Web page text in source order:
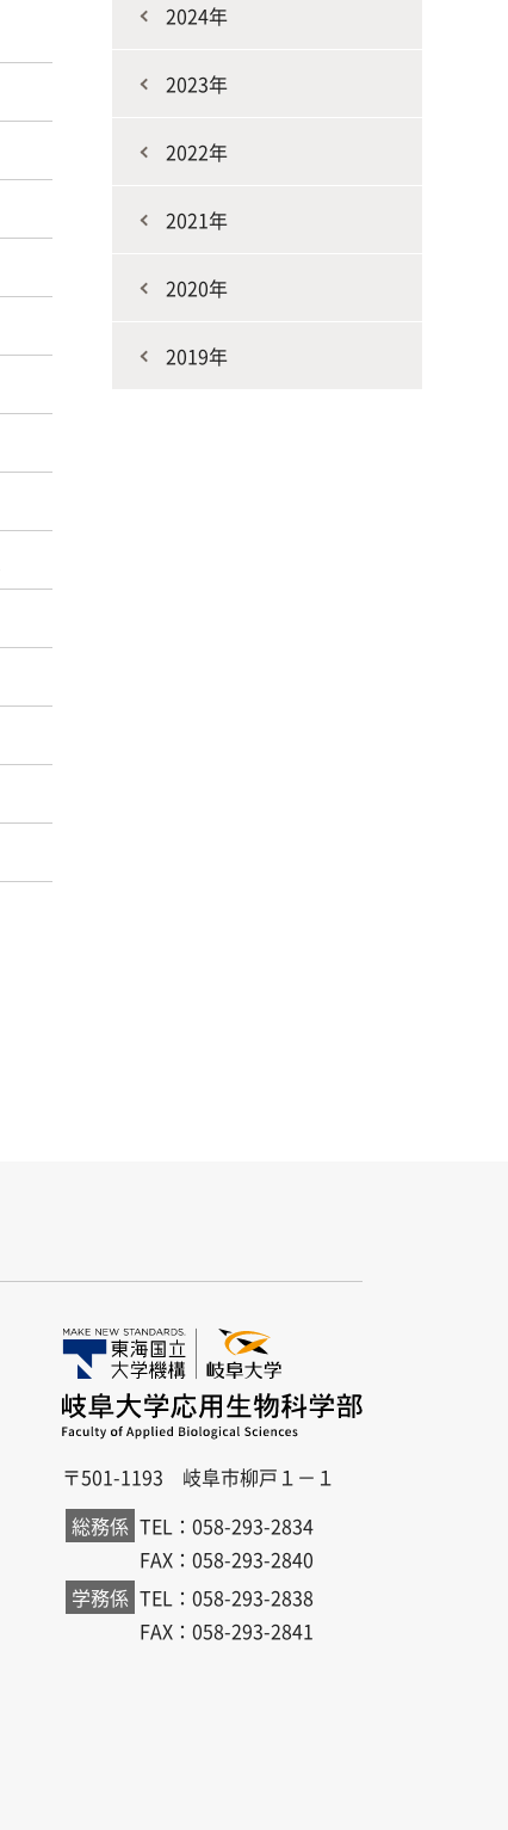
生産環境科学課程2024年
2023年
2022年
2021年
2020年
2019年
〒501-1193 岐阜市柳戸１－１
総務係 TEL：058-293-2834
FAX：058-293-2840
学務係 TEL：058-293-2838
FAX：058-293-2841